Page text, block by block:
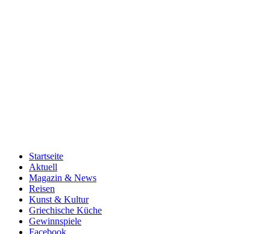
Startseite
Aktuell
Magazin & News
Reisen
Kunst & Kultur
Griechische Küche
Gewinnspiele
Facebook